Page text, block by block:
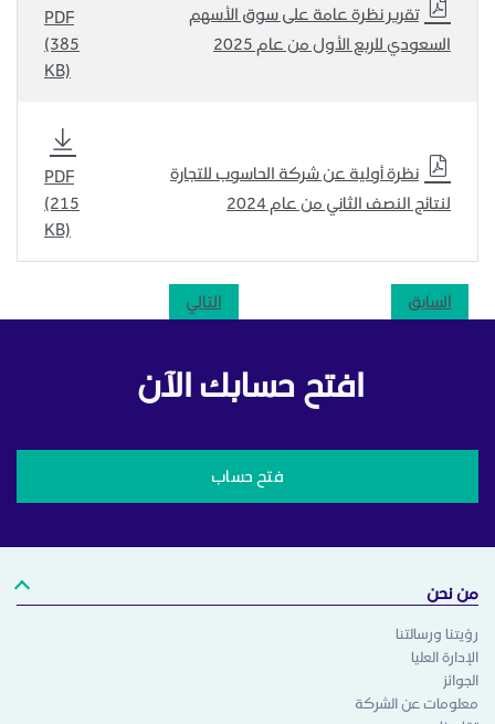
تقرير نظرة عامة على سوق الأسهم
السعودي للربع الأول من عام 2025
PDF
(385
KB)
نظرة أولية عن شركة الحاسوب للتجارة
لنتائج النصف الثاني من عام 2024
PDF
(215
KB)
السابق التالي
افتح حسابك الآن
فتح حساب
من نحن
رؤيتنا ورسالتنا
الإدارة العليا
الجوائز
معلومات عن الشركة